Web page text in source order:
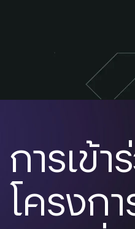
การเข้า
โครงก